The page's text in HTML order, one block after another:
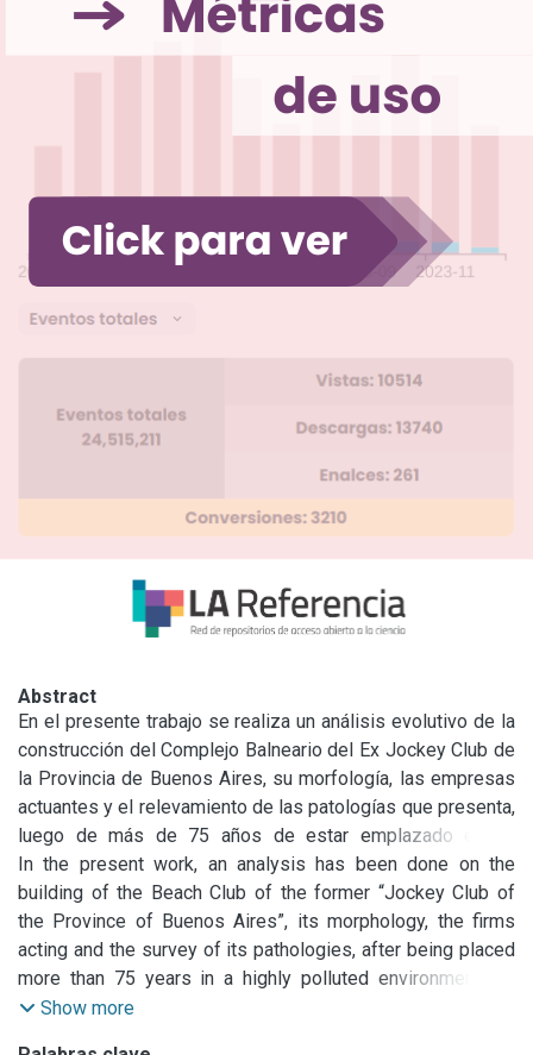
Abstract
En el presente trabajo se realiza un análisis evolutivo de la
construcción del Complejo Balneario del Ex Jockey Club de
la Provincia de Buenos Aires, su morfología, las empresas
actuantes y el relevamiento de las patologías que presenta,
luego de más de 75 años de estar emplazado en un
ambiente altamente contaminado. El balneario se halla en la
costa bonaerense del Río de La Plata, en la localidad de
Punta Lara, Ensenada. Su construcción se enmarca en la
arquitectura moderna recreativa de los años 30, proyectada
por el Arquitecto Luís M. Pico Estrada en 1935 y
reformulada por el Ingeniero Julio A.
In the present work, an analysis has been done on the
building of the Beach Club of the former “Jockey Club of
the Province of Buenos Aires”, its morphology, the firms
acting and the survey of its pathologies, after being placed
more than 75 years in a highly polluted environment.The
beach club is located on the right bank of Río de la Plata, in
Show more